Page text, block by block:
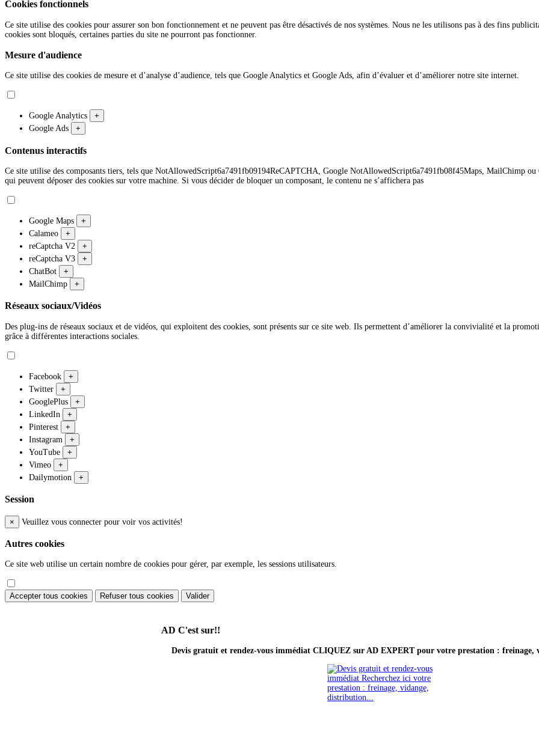
Cookies fonctionnels
Ce site utilise des cookies pour assurer son bon fonctionnement et ne peuvent pas être désactivés de nos systèmes. Nous ne les utilisons pas à des fins
cookies sont bloqués, certaines parties du site ne pourront pas fonctionner.
Mesure d'audience
Ce site utilise des cookies de mesure et d’analyse d’audience, tels que Google Analytics et Google Ads, afin d’évaluer et d’améliorer notre site internet.
Google Analytics
+
Google Ads
+
Contenus interactifs
Ce site utilise des composants tiers, tels que NotAllowedScript6a7491fb09194ReCAPTCHA, Google NotAllowedScript6a7491fb08f45Maps, MailChimp ou
qui peuvent déposer des cookies sur votre machine. Si vous décider de bloquer un composant, le contenu ne s’affichera pas
Google Maps
+
Calameo
+
reCaptcha V2
+
reCaptcha V3
+
ChatBot
+
MailChimp
+
Réseaux sociaux/Vidéos
Des plug-ins de réseaux sociaux et de vidéos, qui exploitent des cookies, sont présents sur ce site web. Ils permettent d’améliorer la convivialité et la
grâce à différentes interactions sociales.
Facebook
+
Twitter
+
GooglePlus
+
LinkedIn
+
Pinterest
+
Instagram
+
YouTube
+
Vimeo
+
Dailymotion
+
Session
× Veuillez vous connecter pour voir vos activités!
Autres cookies
Ce site web utilise un certain nombre de cookies pour gérer, par exemple, les sessions utilisateurs.
Accepter tous cookies Refuser tous cookies Valider
AD C'est sur!!
Devis gratuit et rendez-vous immédiat CLIQUEZ sur AD EXPERT pour votre prestation : freinage,